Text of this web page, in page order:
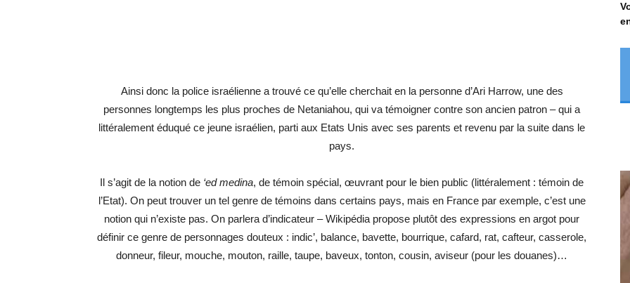
Ainsi donc la police israélienne a trouvé ce qu’elle cherchait en la personne d’Ari Harrow, une des
personnes longtemps les plus proches de Netaniahou, qui va témoigner contre son ancien patron – qui a
littéralement éduqué ce jeune israélien, parti aux Etats Unis avec ses parents et revenu par la suite dans le
pays.
Il s’agit de la notion de ‘ed medina, de témoin spécial, œuvrant pour le bien public (littéralement : témoin de
l’Etat). On peut trouver un tel genre de témoins dans certains pays, mais en France par exemple, c’est une
notion qui n’existe pas. On parlera d’indicateur – Wikipédia propose plutôt des expressions en argot pour
définir ce genre de personnages douteux : indic’, balance, bavette, bourrique, cafard, rat, cafteur, casserole,
donneur, fileur, mouche, mouton, raille, taupe, baveux, tonton, cousin, aviseur (pour les douanes)…